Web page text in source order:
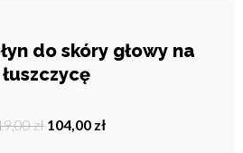
do skóry głowy na
łuszczycę
zł Pierwotna
104,00 złAktualna